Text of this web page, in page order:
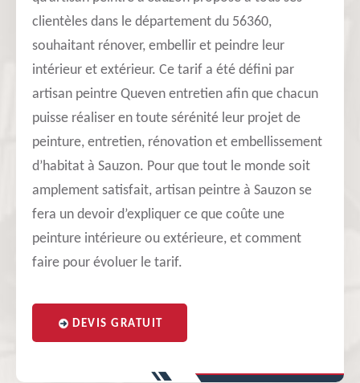
clientèles dans le département du 56360,
souhaitant rénover, embellir et peindre leur
intérieur et extérieur. Ce tarif a été défini par
artisan peintre Queven entretien afin que chacun
puisse réaliser en toute sérénité leur projet de
peinture, entretien, rénovation et embellissement
d’habitat à Sauzon. Pour que tout le monde soit
amplement satisfait, artisan peintre à Sauzon se
fera un devoir d’expliquer ce que coûte une
peinture intérieure ou extérieure, et comment
faire pour évoluer le tarif.
DEVIS GRATUIT